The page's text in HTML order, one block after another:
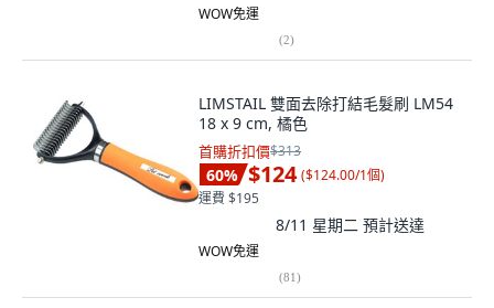
WOW免運
(2)
LIMSTAIL 雙面去除打結毛髮刷 LM54
18 x 9 cm, 橘色
首購折扣價$313
60% $124 ($124.00/1個)
運費 $195
8/11 星期二 預計送達
WOW免運
(81)